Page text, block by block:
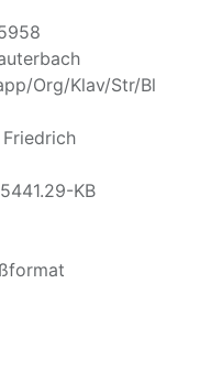
Org/Klav/Str/Bl
Friedrich
KB